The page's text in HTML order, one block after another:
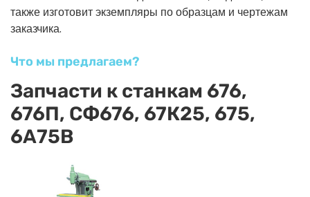
также изготовит экземпляры по образцам и чертежам
заказчика.
Что мы предлагаем?
Запчасти к станкам 676,
676П, СФ676, 67К25, 675,
6А75В